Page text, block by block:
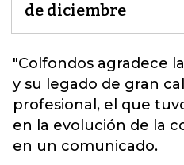
de diciembre
"Colfondos agradece
y su legado de gran
profesional, el que
en la evolución de la
en un comunicado.